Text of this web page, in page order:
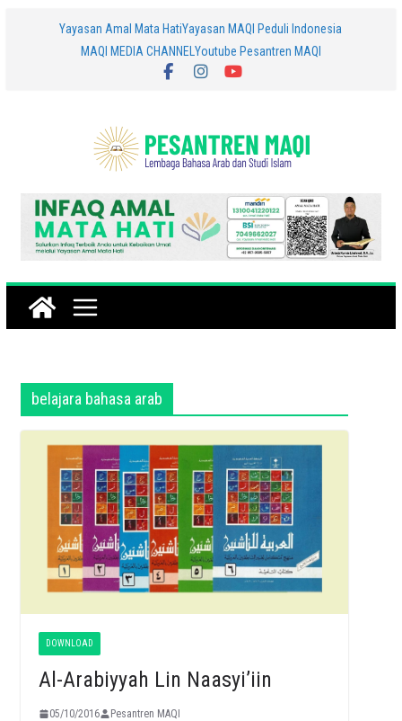
Yayasan Amal Mata HatiYayasan MAQI Peduli Indonesia
MAQI MEDIA CHANNEL Youtube Pesantren MAQI
belajara bahasa arab
DOWNLOAD
Al-Arabiyyah Lin Naasyi’iin
05/10/2016 Pesantren MAQI